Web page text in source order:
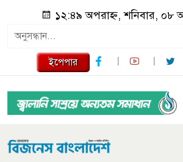
১২:৪৯ অপরাহ্ন, শনিবার, ০৮
ইপেপার